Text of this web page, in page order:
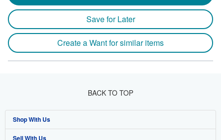
Save for Later
Create a Want for similar items
BACK TO TOP
Shop With Us
Advanced Search
Sell With Us